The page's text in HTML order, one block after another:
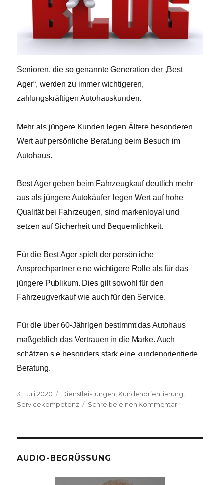
Senioren, die so genannte Generation der „Best
Ager“, werden zu immer wichtigeren,
zahlungskräftigen Autohauskunden.
Mehr als jüngere Kunden legen Ältere besonderen
Wert auf persönliche Beratung beim Besuch im
Autohaus.
Best Ager geben beim Fahrzeugkauf deutlich mehr
aus als jüngere Autokäufer, legen Wert auf hohe
Qualität bei Fahrzeugen, sind markenloyal und
setzen auf Sicherheit und Bequemlichkeit.
Für die Best Ager spielt der persönliche
Ansprechpartner eine wichtigere Rolle als für das
jüngere Publikum. Dies gilt sowohl für den
Fahrzeugverkauf wie auch für den Service.
Für die über 60-Jährigen bestimmt das Autohaus
maßgeblich das Vertrauen in die Marke. Auch
schätzen sie besonders stark eine kundenorientierte
Beratung.
Veröffentlicht
am
31. Juli 2020 Kategorien
Dienstleistungen Kundenorientierung
Servicekompetenz
Schreibe einen Kommentar
AUDIO-BEGRÜSSUNG